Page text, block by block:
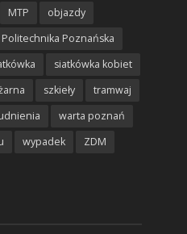
MTP
objazdy
Politechnika Poznańska
siatkówka kobiet
szkieły
tramwaj
warta poznań
wypadek
ZDM